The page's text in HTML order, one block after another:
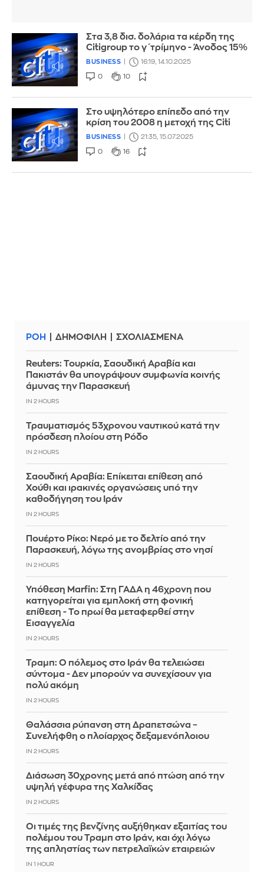
Στα 3,8 δισ. δολάρια τα κέρδη της
Citigroup το γ΄τρίμηνο - Άνοδος 15%
BUSINESS 16:19, 14.10.2025
0 10
Στο υψηλότερο επίπεδο από την
κρίση του 2008 η μετοχή της Citi
BUSINESS 21:35, 15.07.2025
0 16
ΡΟΗ ΔΗΜΟΦΙΛΗ ΣΧΟΛΙΑΣΜΕΝΑ
Reuters: Τουρκία, Σαουδική Αραβία και
Πακιστάν θα υπογράψουν συμφωνία κοινής
άμυνας την Παρασκευή
IN 2 HOURS
Τραυματισμός 53χρονου ναυτικού κατά την
πρόσδεση πλοίου στη Ρόδο
IN 2 HOURS
Σαουδική Αραβία: Επίκειται επίθεση από
Χούθι και ιρακινές οργανώσεις υπό την
καθοδήγηση του Ιράν
IN 2 HOURS
Πουέρτο Ρίκο: Νερό με το δελτίο από την
Παρασκευή, λόγω της ανομβρίας στο νησί
IN 2 HOURS
Υπόθεση Marfin: Στη ΓΑΔΑ η 46χρονη που
κατηγορείται για εμπλοκή στη φονική
επίθεση - Το πρωί θα μεταφερθεί στην
Εισαγγελία
IN 2 HOURS
Τραμπ: Ο πόλεμος στο Ιράν θα τελειώσει
σύντομα - Δεν μπορούν να συνεχίσουν για
πολύ ακόμη
IN 2 HOURS
Θαλάσσια ρύπανση στη Δραπετσώνα –
Συνελήφθη ο πλοίαρχος δεξαμενόπλοιου
IN 2 HOURS
Διάσωση 30χρονης μετά από πτώση από την
υψηλή γέφυρα της Χαλκίδας
IN 2 HOURS
Οι τιμές της βενζίνης αυξήθηκαν εξαιτίας του
πολέμου του Τραμπ στο Ιράν, και όχι λόγω
της απληστίας των πετρελαϊκών εταιρειών
IN 1 HOUR